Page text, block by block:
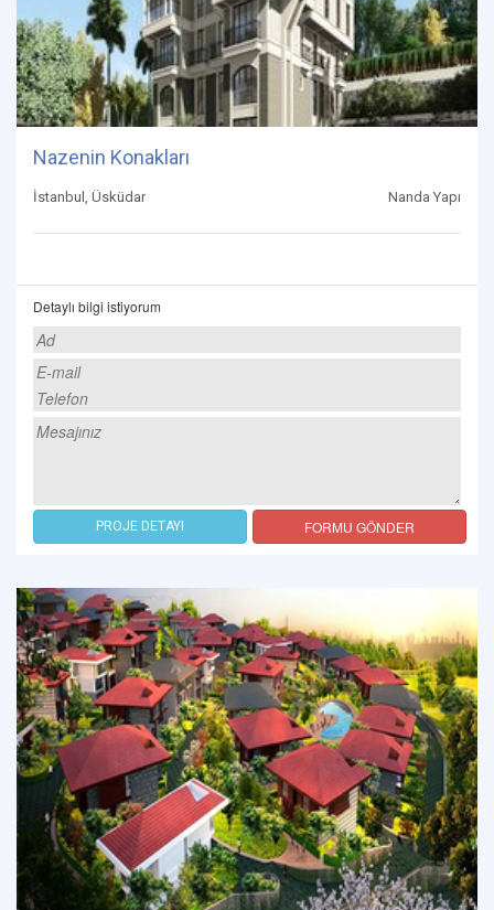
Nazenin Konakları
İstanbul, Üsküdar Nanda Yapı
Detaylı bilgi istiyorum
PROJE DETAYI FORMU GÖNDER